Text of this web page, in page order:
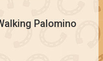
Palomino